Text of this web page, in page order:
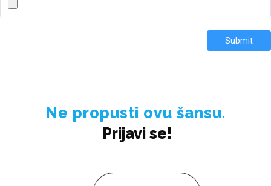
Submit
Ne propusti ovu šansu.
Prijavi se!